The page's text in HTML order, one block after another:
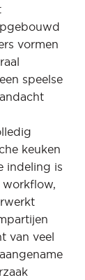
vormen
speelse
keuken
indeling is
van veel